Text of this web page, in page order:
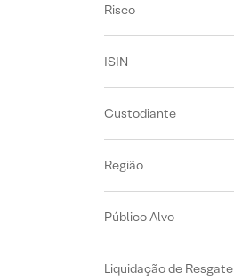
Risco
ISIN
Custodiante
Região
Público Alvo
Liquidação de Resgate